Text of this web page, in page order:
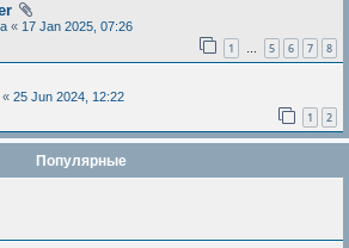
« 17 Jan 2025, 07:26
1 … 5 6 7 8
« 25 Jun 2024, 12:22
1 2
Популярные